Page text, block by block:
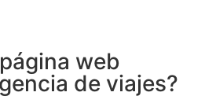
web
de viajes?